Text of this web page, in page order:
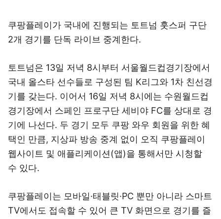
쿠팡플레이가 국내에 진행되는 토트넘 훗스퍼 구단
2개 경기를 단독 라이브 중계한다.
토트넘은 13일 저녁 8시부터 서울월드컵경기장에서
국내 올스타 선수들로 구성된 팀 K리그와 1차 친선경
기를 갖는다. 이어서 16일 저녁 8시에는 수원월드컵
경기장에서 스페인 프로구단 세비야 FC를 상대로 경
기에 나선다. 두 경기 모두 쿠팡 와우 회원을 위한 혜
택인 만큼, 지상파 방송 중계 없이 오직 쿠팡플레이
웹사이트 및 애플리케이션(앱)을 통해서만 시청할
수 있다.
쿠팡플레이는 모바일·태블릿·PC 뿐만 아니라 스마트
TV에서도 접속할 수 있어 큰 TV 화면으로 경기를 즐